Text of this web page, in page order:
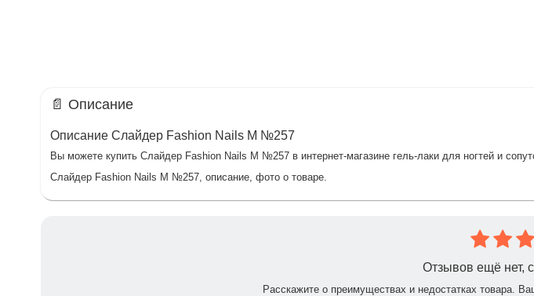
📄 Описание
Описание Слайдер Fashion Nails M №257
Вы можете купить Слайдер Fashion Nails M №257 в интернет-магазине гель-лаки для ногтей и
Слайдер Fashion Nails M №257, описание, фото о товаре.
Отзывов ещё нет,
Расскажите о преимуществах и недостатках товара.